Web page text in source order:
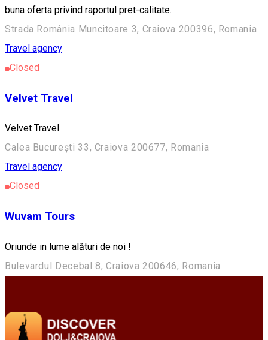
buna oferta privind raportul pret-calitate.
Strada România Muncitoare 3, Craiova 200396, Romania
Travel agency
Closed
Velvet Travel
Velvet Travel
Calea București 33, Craiova 200677, Romania
Travel agency
Closed
Wuvam Tours
Oriunde in lume alături de noi !
Bulevardul Decebal 8, Craiova 200646, Romania